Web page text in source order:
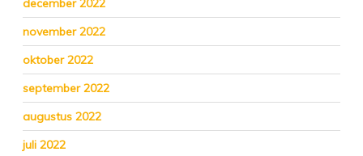
december 2022
november 2022
oktober 2022
september 2022
augustus 2022
juli 2022